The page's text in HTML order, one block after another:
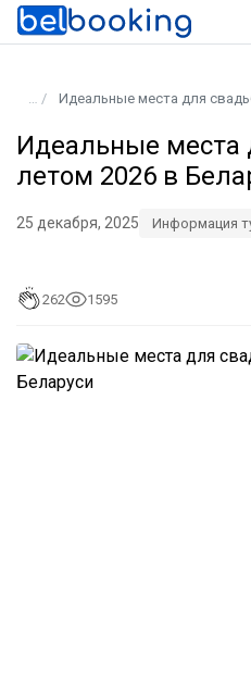
Идеальные места для
Идеальные места
летом 2026 в
25 декабря, 2025 Информация
262 1595